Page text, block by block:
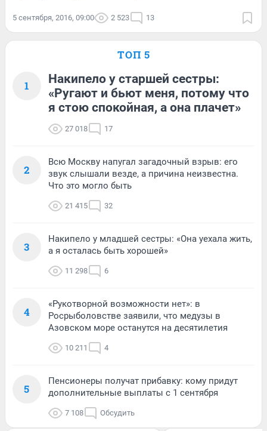
5 сентября, 2016, 09:00 2 523 13
ТОП 5
1
Накипело у старшей сестры:
«Ругают и бьют меня, потому что
я стою спокойная, а она плачет»
27 018 17
2
Всю Москву напугал загадочный взрыв: его
звук слышали везде, а причина неизвестна.
Что это могло быть
21 415 32
3
Накипело у младшей сестры: «Она уехала жить,
а я осталась быть хорошей»
11 298 6
4
«Рукотворной возможности нет»: в
Росрыболовстве заявили, что медузы в
Азовском море останутся на десятилетия
10 211 4
5
Пенсионеры получат прибавку: кому придут
дополнительные выплаты с 1 сентября
7 108 Обсудить